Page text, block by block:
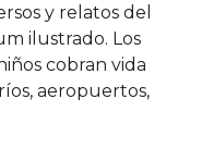
y relatos del
ilustrado. Los
cobran vida
aeropuertos,